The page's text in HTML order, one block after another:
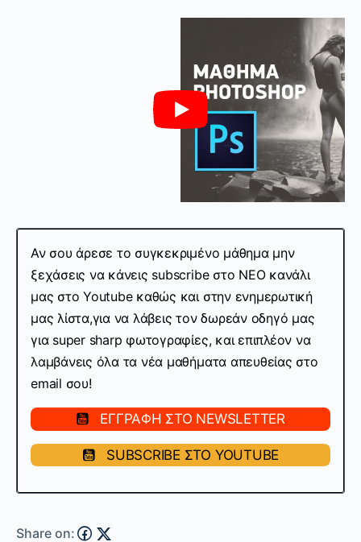
Αν σου άρεσε το συγκεκριμένο μάθημα μην
ξεχάσεις να κάνεις subscribe στo ΝΕΟ κανάλι
μας στο Youtube καθώς και στην ενημερωτική
μας λίστα,για να λάβεις τον δωρεάν οδηγό μας
για super sharp φωτογραφίες, και επιπλέον να
λαμβάνεις όλα τα νέα μαθήματα απευθείας στο
email σου!
ΕΓΓΡΑΦΗ ΣΤΟ NEWSLETTER
SUBSCRIBE ΣΤΟ YOUTUBE
Share on: